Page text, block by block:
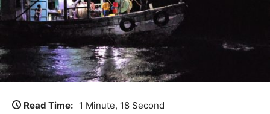
Read Time: 1 Minute, 18 Second